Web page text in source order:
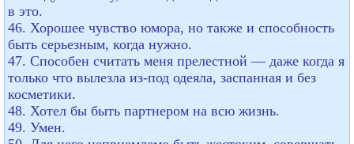
в это.
46. Хорошее чувство юмора, но также и способность
быть серьезным, когда нужно.
47. Способен считать меня прелестной — даже когда я
только что вылезла из-под одеяла, заспанная и без
косметики.
48. Хотел бы быть партнером на всю жизнь.
49. Умен.